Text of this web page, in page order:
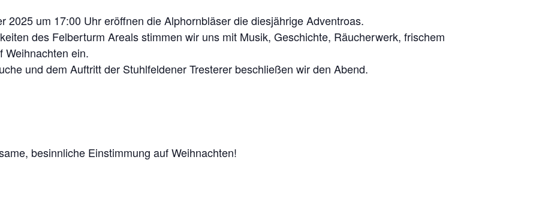
2025 um 17:00 Uhr eröffnen die Alphornbläser die diesjährige Adventroas.
des Felberturm Areals stimmen wir uns mit Musik, Geschichte, Räucherwerk, frischem
Weihnachten ein.
und dem Auftritt der Stuhlfeldener Tresterer beschließen wir den Abend.
besinnliche Einstimmung auf Weihnachten!